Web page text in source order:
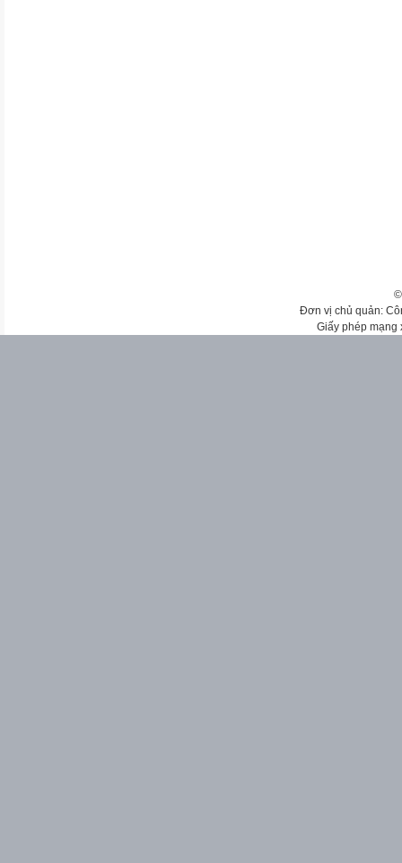
Đơn vị chủ quản:
Giấy phép mạng